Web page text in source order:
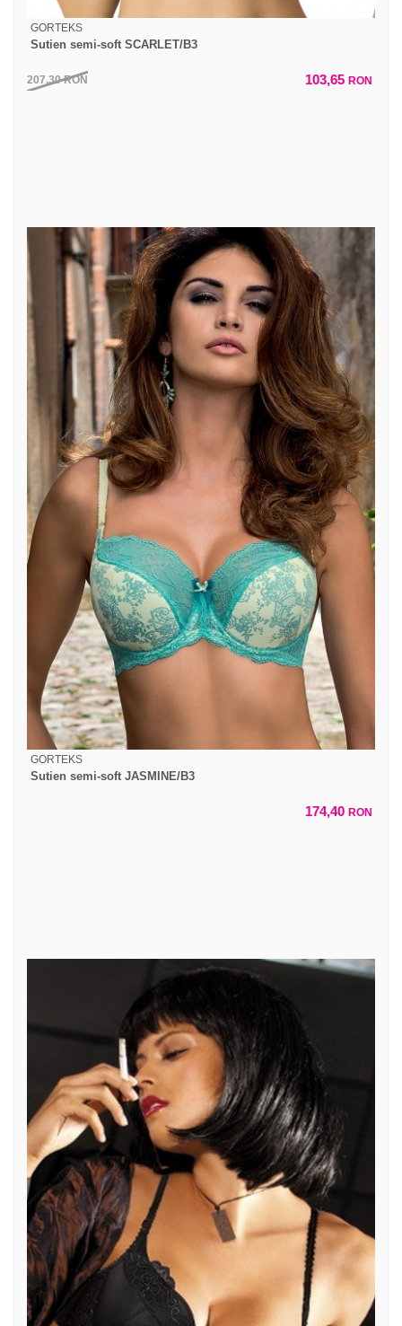
GORTEKS
Sutien semi-soft SCARLET/B3
207,30RON 103,65 RON
GORTEKS
Sutien semi-soft JASMINE/B3
174,40 RON